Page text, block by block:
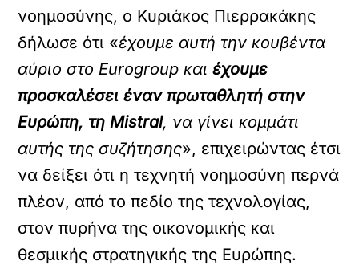
νοημοσύνης, ο Κυριάκος Πιερρακάκης
δήλωσε ότι «έχουμε αυτή την κουβέντα
αύριο στο Eurogroup καιέχουμε
προσκαλέσει έναν πρωταθλητή στην
Ευρώπη, τη Mistral, να γίνει κομμάτι
αυτής της συζήτησης», επιχειρώντας έτσι
να δείξει ότι η τεχνητή νοημοσύνη περνά
πλέον, από το πεδίο της τεχνολογίας,
στον πυρήνα της οικονομικής και
θεσμικής στρατηγικής της Ευρώπης.